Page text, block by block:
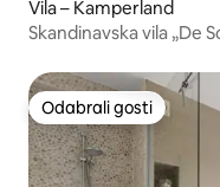
Vila – Kamperland
Skandinavska vila „De
Odabrali gosti
Odabrali gosti